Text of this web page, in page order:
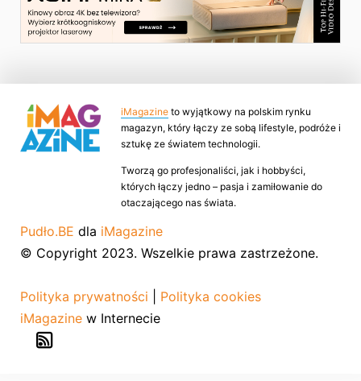
iMagazine to wyjątkowy na polskim rynku
magazyn, który łączy ze sobą lifestyle, podróże i
sztukę ze światem technologii.
Tworzą go profesjonaliści, jak i hobbyści,
których łączy jedno – pasja i zamiłowanie do
otaczającego nas świata.
Pudło.BE dla iMagazine
© Copyright 2023. Wszelkie prawa zastrzeżone.
Polityka prywatności
Polityka cookies
iMagazine w Internecie